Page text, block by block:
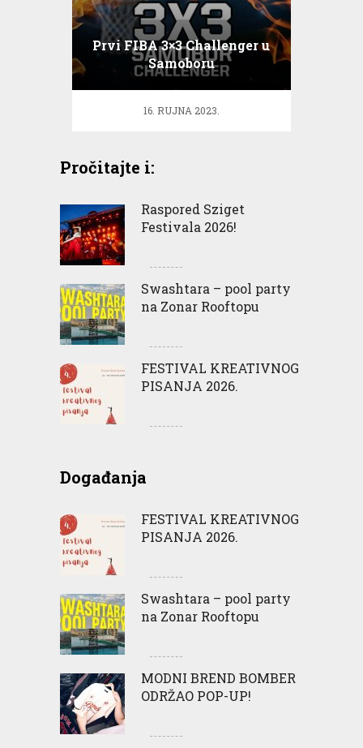
Prvi FIBA 3×3 Challenger u
Samoboru
16. RUJNA 2023.
Pročitajte i:
Raspored Sziget
Festivala 2026!
Swashtara – pool party
na Zonar Rooftopu
FESTIVAL KREATIVNOG
PISANJA 2026.
Događanja
FESTIVAL KREATIVNOG
PISANJA 2026.
Swashtara – pool party
na Zonar Rooftopu
MODNI BREND BOMBER
ODRŽAO POP-UP!